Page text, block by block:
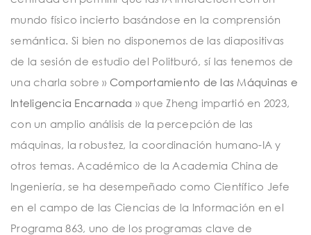
mundo físico incierto basándose en la comprensión
semántica. Si bien no disponemos de las diapositivas
de la sesión de estudio del Politburó, sí las tenemos de
una charla sobre » Comportamiento de las Máquinas e
Inteligencia Encarnada » que Zheng impartió en 2023,
con un amplio análisis de la percepción de las
máquinas, la robustez, la coordinación humano-IA y
otros temas. Académico de la Academia China de
Ingeniería, se ha desempeñado como Científico Jefe
en el campo de las Ciencias de la Información en el
Programa 863, uno de los programas clave de